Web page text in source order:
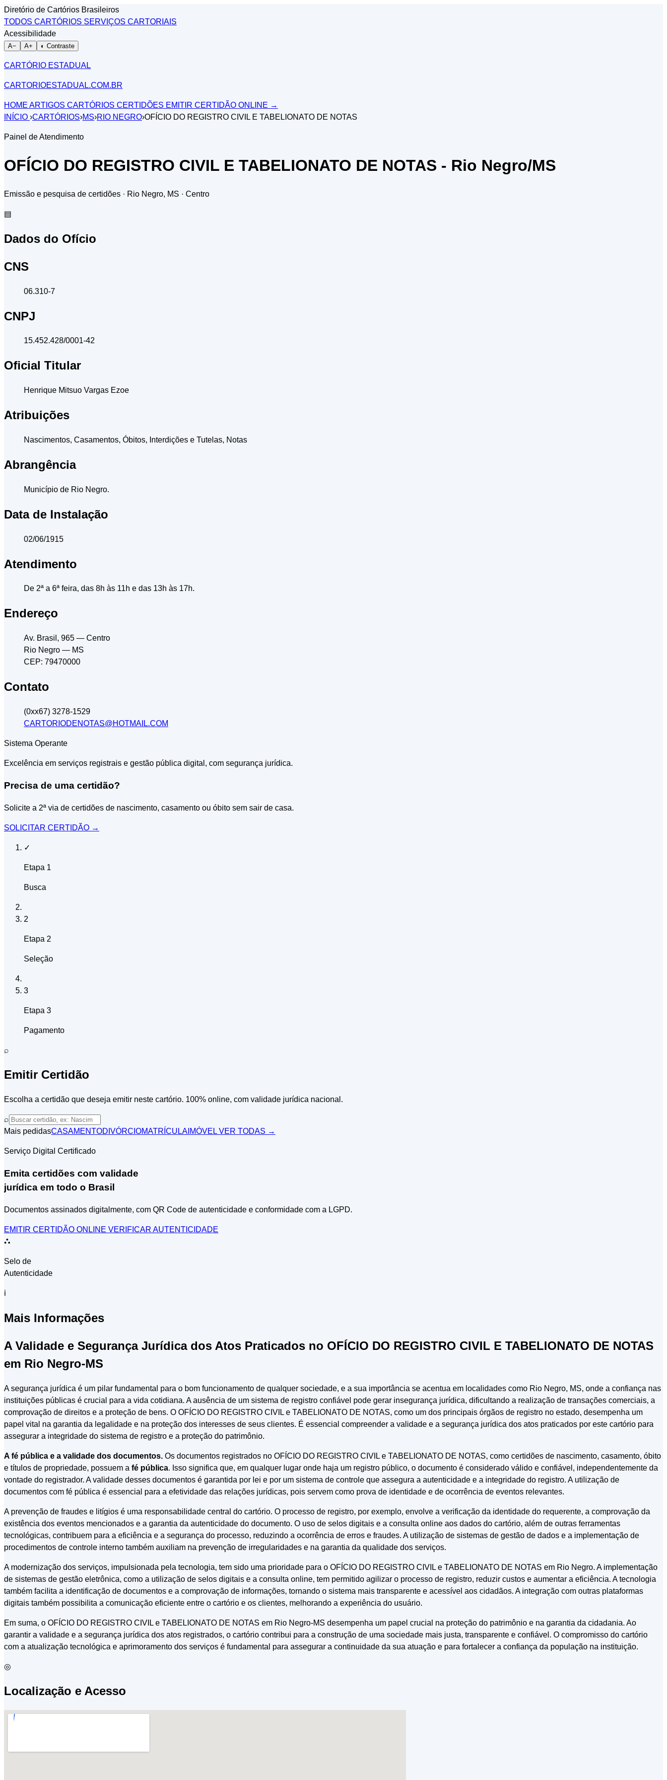
Diretório de Cartórios Brasileiros
TODOS CARTÓRIOS SERVIÇOS CARTORIAIS
Acessibilidade
A− A+ ◐ Contraste
CARTÓRIO ESTADUAL
CARTORIOESTADUAL.COM.BR
HOME ARTIGOS CARTÓRIOS CERTIDÕES EMITIR CERTIDÃO ONLINE →
INÍCIO ›CARTÓRIOS›MS›RIO NEGRO›OFÍCIO DO REGISTRO CIVIL E TABELIONATO DE NOTAS
Painel de Atendimento
OFÍCIO DO REGISTRO CIVIL E TABELIONATO DE NOTAS - Rio Negro/MS
Emissão e pesquisa de certidões · Rio Negro, MS · Centro
▤
Dados do Ofício
CNS
06.310-7
CNPJ
15.452.428/0001-42
Oficial Titular
Henrique Mitsuo Vargas Ezoe
Atribuições
Nascimentos, Casamentos, Óbitos, Interdições e Tutelas, Notas
Abrangência
Município de Rio Negro.
Data de Instalação
02/06/1915
Atendimento
De 2ª a 6ª feira, das 8h às 11h e das 13h às 17h.
Endereço
Av. Brasil, 965 — Centro
Rio Negro — MS
CEP: 79470000
Contato
(0xx67) 3278-1529
CARTORIODENOTAS@HOTMAIL.COM
Sistema Operante
Excelência em serviços registrais e gestão pública digital, com segurança jurídica.
Precisa de uma certidão?
Solicite a 2ª via de certidões de nascimento, casamento ou óbito sem sair de casa.
SOLICITAR CERTIDÃO →
✓
Etapa 1
Busca
2
Etapa 2
Seleção
3
Etapa 3
Pagamento
⌕
Emitir Certidão
Escolha a certidão que deseja emitir neste cartório. 100% online, com validade jurídica nacional.
⌕
Mais pedidasCASAMENTODIVÓRCIOMATRÍCULA IMÓVEL VER TODAS →
Serviço Digital Certificado
Emita certidões com validade
jurídica em todo o Brasil
Documentos assinados digitalmente, com QR Code de autenticidade e conformidade com a LGPD.
EMITIR CERTIDÃO ONLINE VERIFICAR AUTENTICIDADE
⛬
Selo de
Autenticidade
ℹ
Mais Informações
A Validade e Segurança Jurídica dos Atos Praticados no OFÍCIO DO REGISTRO CIVIL E TABELIONATO DE NOTAS
em Rio Negro-MS
A segurança jurídica é um pilar fundamental para o bom funcionamento de qualquer sociedade, e a sua importância se acentua em localidades como Rio Negro, MS, onde a confiança nas
instituições públicas é crucial para a vida cotidiana. A ausência de um sistema de registro confiável pode gerar insegurança jurídica, dificultando a realização de transações comerciais, a
comprovação de direitos e a proteção de bens. O OFÍCIO DO REGISTRO CIVIL e TABELIONATO DE NOTAS, como um dos principais órgãos de registro no estado, desempenha um
papel vital na garantia da legalidade e na proteção dos interesses de seus clientes. É essencial compreender a validade e a segurança jurídica dos atos praticados por este cartório para
assegurar a integridade do sistema de registro e a proteção do patrimônio.
A fé pública e a validade dos documentos. Os documentos registrados no OFÍCIO DO REGISTRO CIVIL e TABELIONATO DE NOTAS, como certidões de nascimento, casamento, óbito
e títulos de propriedade, possuem a fé pública. Isso significa que, em qualquer lugar onde haja um registro público, o documento é considerado válido e confiável, independentemente da
vontade do registrador. A validade desses documentos é garantida por lei e por um sistema de controle que assegura a autenticidade e a integridade do registro. A utilização de
documentos com fé pública é essencial para a efetividade das relações jurídicas, pois servem como prova de identidade e de ocorrência de eventos relevantes.
A prevenção de fraudes e litígios é uma responsabilidade central do cartório. O processo de registro, por exemplo, envolve a verificação da identidade do requerente, a comprovação da
existência dos eventos mencionados e a garantia da autenticidade do documento. O uso de selos digitais e a consulta online aos dados do cartório, além de outras ferramentas
tecnológicas, contribuem para a eficiência e a segurança do processo, reduzindo a ocorrência de erros e fraudes. A utilização de sistemas de gestão de dados e a implementação de
procedimentos de controle interno também auxiliam na prevenção de irregularidades e na garantia da qualidade dos serviços.
A modernização dos serviços, impulsionada pela tecnologia, tem sido uma prioridade para o OFÍCIO DO REGISTRO CIVIL e TABELIONATO DE NOTAS em Rio Negro. A implementação
de sistemas de gestão eletrônica, como a utilização de selos digitais e a consulta online, tem permitido agilizar o processo de registro, reduzir custos e aumentar a eficiência. A tecnologia
também facilita a identificação de documentos e a comprovação de informações, tornando o sistema mais transparente e acessível aos cidadãos. A integração com outras plataformas
digitais também possibilita a comunicação eficiente entre o cartório e os clientes, melhorando a experiência do usuário.
Em suma, o OFÍCIO DO REGISTRO CIVIL e TABELIONATO DE NOTAS em Rio Negro-MS desempenha um papel crucial na proteção do patrimônio e na garantia da cidadania. Ao
garantir a validade e a segurança jurídica dos atos registrados, o cartório contribui para a construção de uma sociedade mais justa, transparente e confiável. O compromisso do cartório
com a atualização tecnológica e aprimoramento dos serviços é fundamental para assegurar a continuidade da sua atuação e para fortalecer a confiança da população na instituição.
◎
Localização e Acesso